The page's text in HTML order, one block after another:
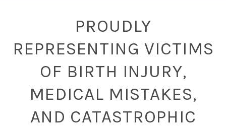
PROUDLY
REPRESENTING VICTIMS
OF BIRTH INJURY,
MEDICAL MISTAKES,
AND CATASTROPHIC